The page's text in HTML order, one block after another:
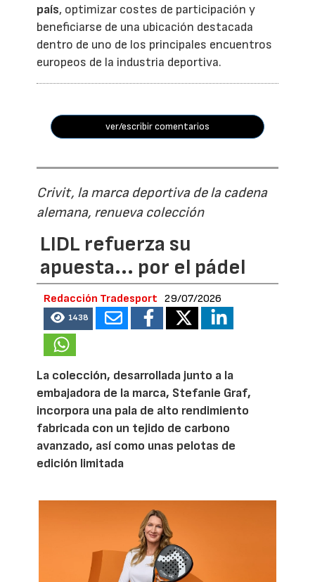
país, optimizar costes de participación y
beneficiarse de una ubicación destacada
dentro de uno de los principales encuentros
europeos de la industria deportiva.
ver/escribir comentarios
Crivit, la marca deportiva de la cadena
alemana, renueva colección
LIDL refuerza su
apuesta... por el pádel
Redacción Tradesport 29/07/2026
1438
La colección, desarrollada junto a la
embajadora de la marca, Stefanie Graf,
incorpora una pala de alto rendimiento
fabricada con un tejido de carbono
avanzado, así como unas pelotas de
edición limitada